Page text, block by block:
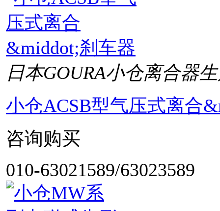
日本GOURA小仓离合器
小仓ACSB型气压式离合
咨询购买
010-63021589/63023589